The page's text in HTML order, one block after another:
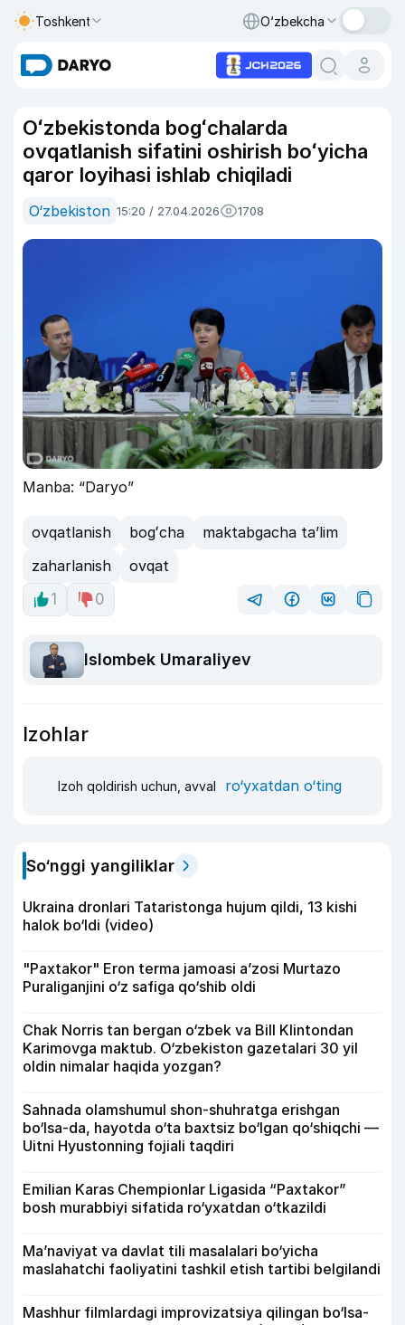
Toshkent O‘zbekcha
Oʻzbekistonda bogʻchalarda
ovqatlanish sifatini oshirish boʻyicha
qaror loyihasi ishlab chiqiladi
O‘zbekiston 15:20 / 27.04.2026 1708
Manba: “Daryo”
ovqatlanish bogʻcha
maktabgacha taʼlim
zaharlanish
ovqat
1
0
Islombek Umaraliyev
Izohlar
Izoh qoldirish uchun, avval ro‘yxatdan o‘ting
So‘nggi yangiliklar
Ukraina dronlari Tataristonga hujum qildi, 13 kishi
halok bo‘ldi (video)
"Paxtakor" Eron terma jamoasi a’zosi Murtazo
Puraliganjini o‘z safiga qo‘shib oldi
Chak Norris tan bergan o‘zbek va Bill Klintondan
Karimovga maktub. O‘zbekiston gazetalari 30 yil
oldin nimalar haqida yozgan?
Sahnada olamshumul shon-shuhratga erishgan
bo‘lsa-da, hayotda o‘ta baxtsiz bo‘lgan qo‘shiqchi —
Uitni Hyustonning fojiali taqdiri
Emilian Karas Chempionlar Ligasida “Paxtakor”
bosh murabbiyi sifatida ro‘yxatdan o‘tkazildi
Ma’naviyat va davlat tili masalalari bo‘yicha
maslahatchi faoliyatini tashkil etish tartibi belgilandi
Mashhur filmlardagi improvizatsiya qilingan bo‘lsa-